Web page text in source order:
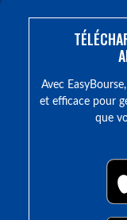
Avec
et efficace pour
que